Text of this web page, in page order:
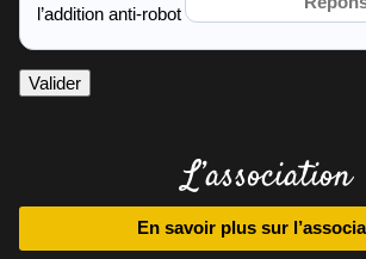
l’addition anti-robot
Valider
L’association
En savoir plus sur